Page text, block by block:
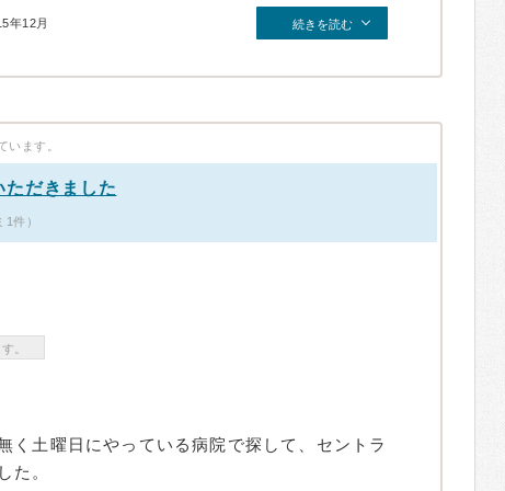
年12月 続きを読む
います。
ただきました
件）
。
く土曜日にやっている病院で探して、セントラ
た。